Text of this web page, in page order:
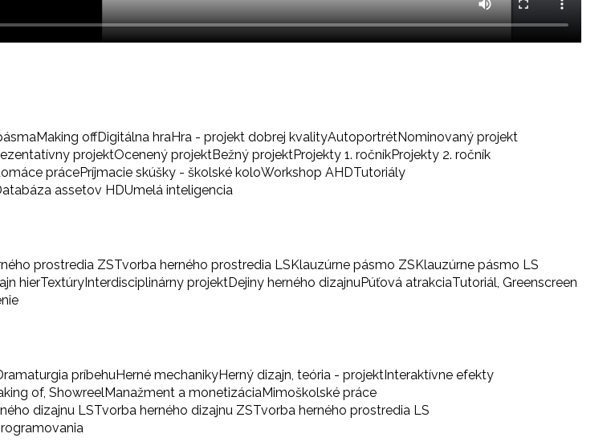
Making offDigitálna hraHra - projekt dobrej kvalityAutoportrétNominovaný projekt
projektOcenený projektBežný projektProjekty 1. ročníkProjekty 2. ročník
prácePríjmacie skúšky - školské koloWorkshop AHDTutoriály
assetov HDUmelá inteligencia
prostredia ZSTvorba herného prostredia LS Klauzúrne pásmo ZS Klauzúrne pásmo LS
hierTextúry Interdisciplinárny projektDejiny herného dizajnuPúťová atrakciaTutoriál, Greenscreen
príbehuHerné mechanikyHerný dizajn, teória - projekt Interaktívne efekty
of, ShowreelManažment a monetizáciaMimoškolské práce
dizajnu LSTvorba herného dizajnu ZSTvorba herného prostredia LS